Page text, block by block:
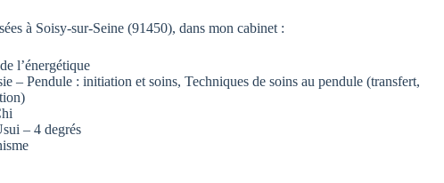
à Soisy-sur-Seine (91450), dans mon cabinet :
l’énergétique
– Pendule : initiation et soins, Techniques de soins au pendule (transfert,
– 4 degrés